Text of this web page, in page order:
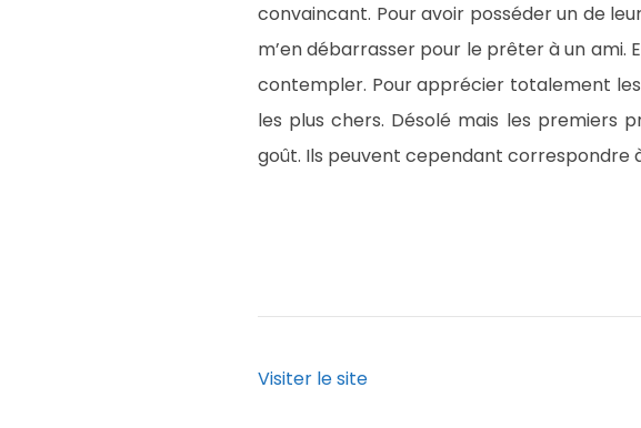
convaincant. Pour avoir posséder un de
m’en débarrasser pour le prêter à un ami.
contempler. Pour apprécier totalement
les plus chers. Désolé mais les premiers
goût. Ils peuvent cependant correspondre
Visiter le site